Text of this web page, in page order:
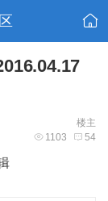
楼主
1103 54